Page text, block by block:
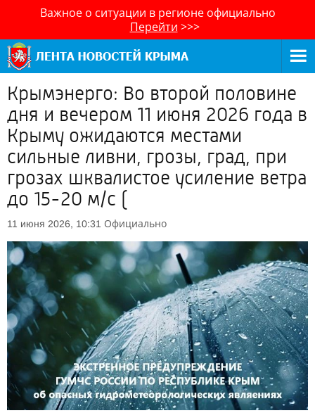
Важное о ситуации в регионе официально
Перейти >>>
Крымэнерго: Во второй половине
дня и вечером 11 июня 2026 года в
Крыму ожидаются местами
сильные ливни, грозы, град, при
грозах шквалистое усиление ветра
до 15-20 м/с (
11 июня 2026, 10:31 Официально